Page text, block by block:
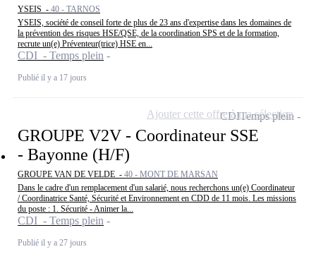
YSEIS - 40 - TARNOS
YSEIS, société de conseil forte de plus de 23 ans d'expertise dans les domaines de
la prévention des risques HSE/QSE, de la coordination SPS et de la formation,
recrute un(e) Préventeur(trice) HSE en...
CDI - Temps plein
Publié il y a 17 jours
GROUPE V2V - Coordinateur SSE
- Bayonne (H/F)
GROUPE VAN DE VELDE - 40 - MONT DE MARSAN
Dans le cadre d'un remplacement d'un salarié, nous recherchons un(e) Coordinateur
/ Coordinatrice Santé, Sécurité et Environnement en CDD de 11 mois. Les missions
du poste : 1. Sécurité - Animer la...
CDI - Temps plein
Publié il y a 27 jours
CDITemps plein
Ajouter cette offre à ma sélection